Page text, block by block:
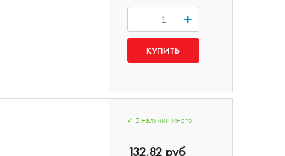
+
✓ В наличии много
132.82 руб